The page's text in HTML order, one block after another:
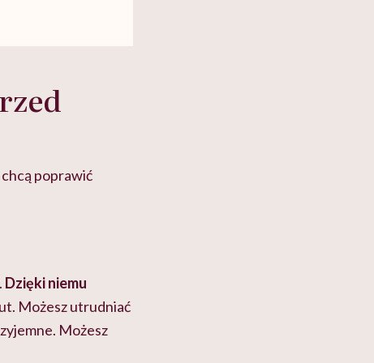
poprawić
Dzięki niemu
Możesz utrudniać
Możesz